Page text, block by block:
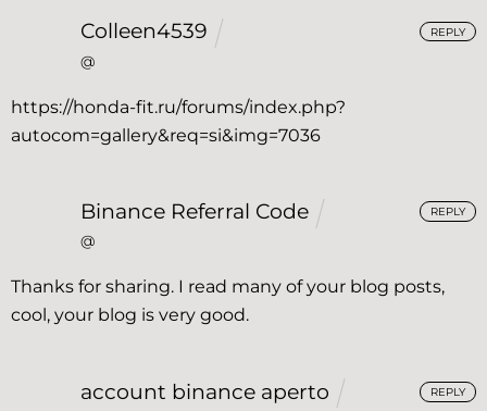
Colleen4539
@
https://honda-fit.ru/forums/index.php?
autocom=gallery&req=si&img=7036
REPLY
Binance Referral Code
@
Thanks for sharing. I read many of your blog posts,
cool, your blog is very good.
REPLY
account binance aperto REPLY